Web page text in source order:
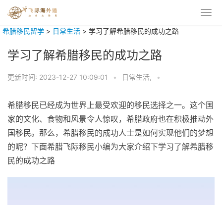
希腊移民留学 > 日常生活 > 学习了解希腊移民的成功之路
学习了解希腊移民的成功之路
更新时间: 2023-12-27 10:09:01 • 日常生活, •
希腊移民已经成为世界上最受欢迎的移民选择之一。这个国
家的文化、食物和风景令人惊叹，希腊政府也在积极推动外
国移民。那么，希腊移民的成功人士是如何实现他们的梦想
的呢？下面希腊飞际移民小编为大家介绍下学习了解希腊移
民的成功之路